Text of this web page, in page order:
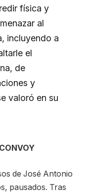
física y
al
incluyendo a
el
de
y
valoró en su
de José Antonio
pausados. Tras